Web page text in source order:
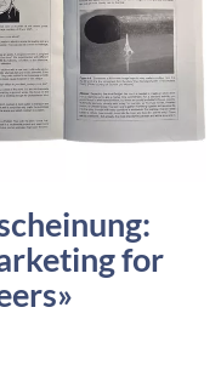
for